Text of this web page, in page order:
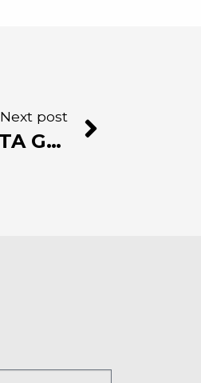
Next post
SOTTOZERO: PENNESTRÌ E COSTA GROUP